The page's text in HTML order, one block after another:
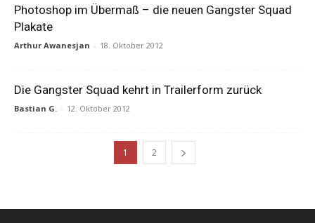
Photoshop im Übermaß – die neuen Gangster Squad
Plakate
Arthur Awanesjan - 18. Oktober 2012
Die Gangster Squad kehrt in Trailerform zurück
Bastian G. - 12. Oktober 2012
1 2